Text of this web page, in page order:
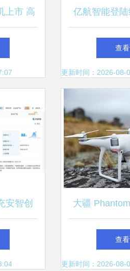
上市 高
能无人
革
亿航智能登
无人飞行器产
查
更新时间：2026-08-
安智创
智能无
大疆
8999元送电池
查
更新时间：2026-08-